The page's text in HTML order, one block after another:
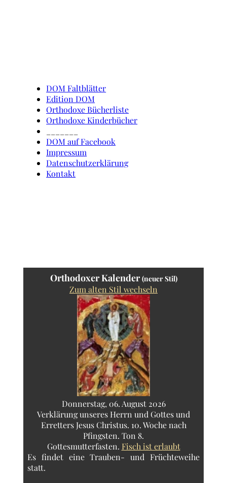
DOM Faltblätter
Edition DOM
Orthodoxe Bücherliste
Orthodoxe Kinderbücher
DOM auf Facebook
Impressum
Datenschutzerklärung
Kontakt
Orthodoxer Kalender(neuer Stil)
Zum alten Stil wechseln
Donnerstag, 06. August 2026
Verklärung unseres Herrn und Gottes und
Erretters Jesus Christus. 10. Woche nach
Pfingsten. Ton 8.
Gottesmutterfasten. Fisch ist erlaubt
Es findet eine Trauben- und Früchteweihe
statt.